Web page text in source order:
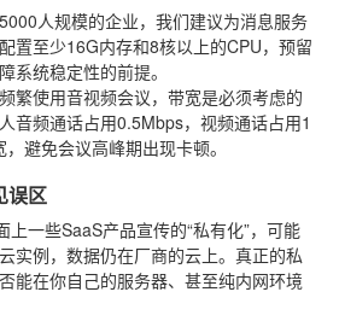
人规模的企业，我们建议为消息服务
置至少16G内存和8核以上的CPU，预留
系统稳定性的前提。
繁使用音视频会议，带宽是必须考虑的
音频通话占用0.5Mbps，视频通话占用1
避免会议高峰期出现卡顿。
误区
上一些SaaS产品宣传的“私有化”，可能
实例，数据仍在厂商的云上。真正的私
能在你自己的服务器、甚至纯内网环境